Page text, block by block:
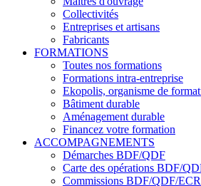
Collectivités
Entreprises et artisans
Fabricants
FORMATIONS
Toutes nos formations
Formations intra-entreprise
Ekopolis, organisme de
Bâtiment durable
Aménagement durable
Financez votre formation
ACCOMPAGNEMENTS
Démarches BDF/QDF
Carte des opérations BDF/
Commissions BDF/QDF/